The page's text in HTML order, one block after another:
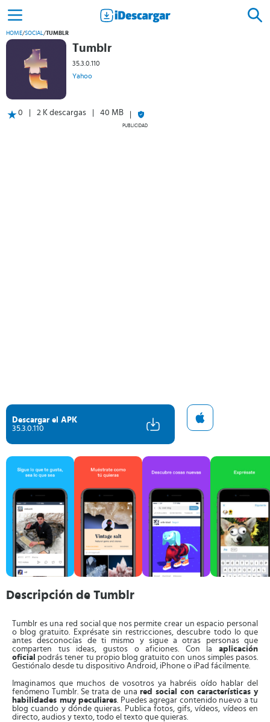
HOME/SOCIAL/TUMBLR
Tumblr
35.3.0.110
Yahoo
0 2 K descargas 40 MB
PUBLICIDAD
Descargar el APK
35.3.0.110
Descripción de Tumblr
Tumblr es una red social que nos permite crear un espacio personal
o blog gratuito. Exprésate sin restricciones, descubre todo lo que
antes desconocías de ti mismo y sigue a otras personas que
comparten tus ideas, gustos o aficiones. Con la aplicación
oficial podrás tener tu propio blog gratuito con unos simples pasos.
Gestiónalo desde tu dispositivo Android, iPhone o iPad fácilmente.
Imaginamos que muchos de vosotros ya habréis oído hablar del
fenómeno Tumblr. Se trata de una red social con características y
habilidades muy peculiares. Puedes agregar contenido nuevo a tu
blog cuando y dónde quieras. Publica fotos, gifs, vídeos, vídeos en
directo, audios y texto, todo el texto que quieras.